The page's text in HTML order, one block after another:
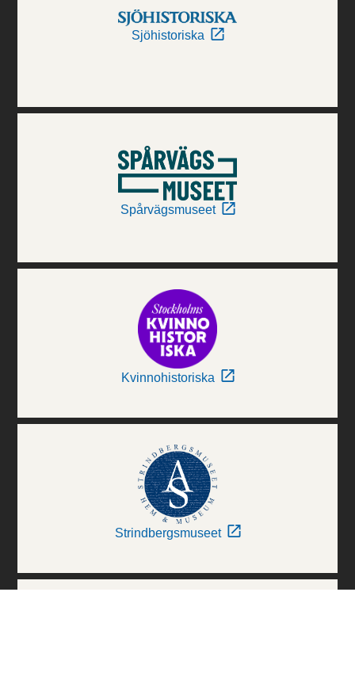
Sjöhistoriska
Spårvägsmuseet
Kvinnohistoriska
Strindbergsmuseet